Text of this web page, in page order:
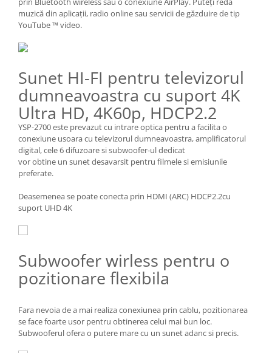
muzică din aplicații, radio online sau servicii de găzduire de tip
YouTube ™ video.
Sunet HI-FI pentru televizorul
dumneavoastra cu suport 4K
Ultra HD, 4K60p, HDCP2.2
YSP-2700 este prevazut cu intrare optica pentru a facilita o
conexiune usoara cu televizorul dumneavoastra, amplificatorul
digital, cele 6 difuzoare si subwoofer-ul dedicat
vor obtine un sunet desavarsit pentru filmele si emisiunile
preferate.
Deasemenea se poate conecta prin HDMI (ARC) HDCP2.2cu
suport UHD 4K
Subwoofer wirless pentru o
pozitionare flexibila
Fara nevoia de a mai realiza conexiunea prin cablu, pozitionarea
se face foarte usor pentru obtinerea celui mai bun loc.
Subwooferul ofera o putere mare cu un sunet adanc si precis.